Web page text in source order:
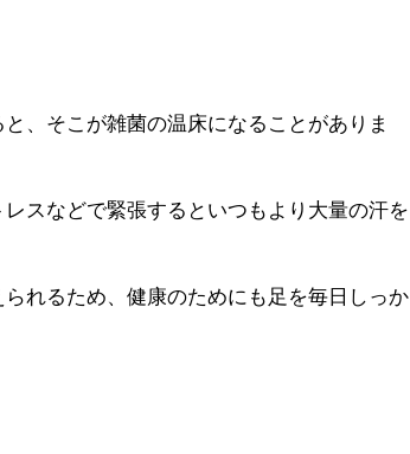
、そこが雑菌の温床になることがありま
スなどで緊張するといつもより大量の汗を
れるため、健康のためにも足を毎日しっか